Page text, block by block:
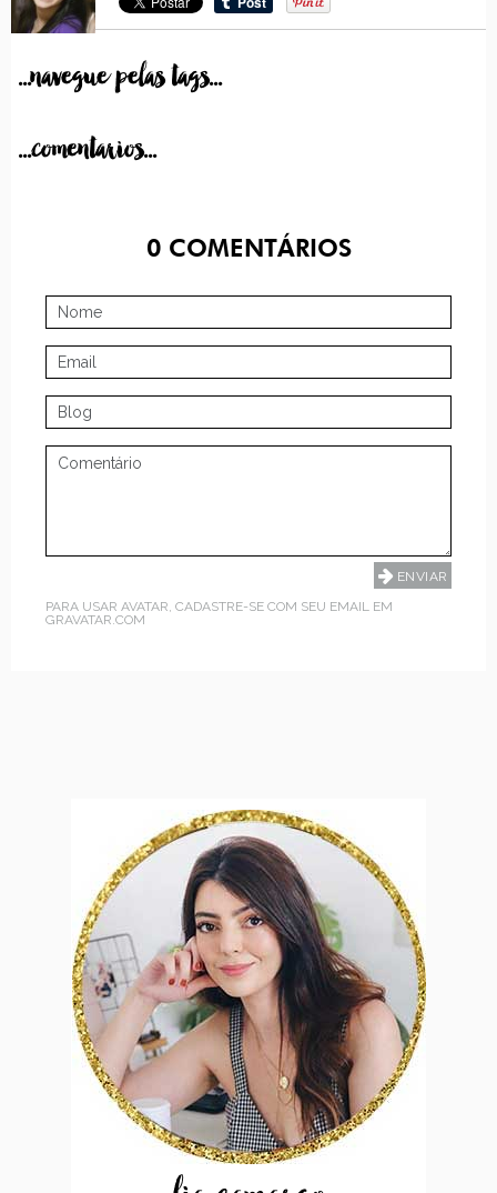
...navegue pelas tags...
...comentarios...
0COMENTÁRIOS
PARA USAR AVATAR, CADASTRE-SE COM SEU EMAIL EM
GRAVATAR.COM